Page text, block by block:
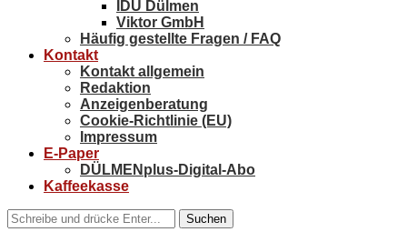
IDU Dülmen
Viktor GmbH
Häufig gestellte Fragen / FAQ
Kontakt
Kontakt allgemein
Redaktion
Anzeigenberatung
Cookie-Richtlinie (EU)
Impressum
E-Paper
DÜLMENplus-Digital-Abo
Kaffeekasse
Suchen